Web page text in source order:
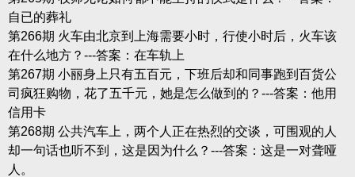
自已的葬礼
第266期 火车由北京到上海需要小时，行使小时后，火车该
在什么地方？---答案：在车轨上
第267期 小丽身上只有五百元，下班后却和同事跑到百货公
司疯狂购物，花了五千元，她是怎么做到的？---答案：他用
信用卡
第268期 公共汽车上，两个人正在热烈的交谈，可围观的人
却一句话也听不到，这是因为什么？---答案：这是一对聋哑
人。